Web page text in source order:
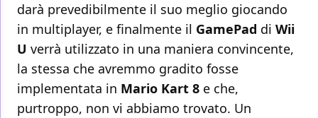
darà prevedibilmente il suo meglio giocando
in multiplayer, e finalmente il GamePad di Wii
U verrà utilizzato in una maniera convincente,
la stessa che avremmo gradito fosse
implementata in Mario Kart 8 e che,
purtroppo, non vi abbiamo trovato. Un